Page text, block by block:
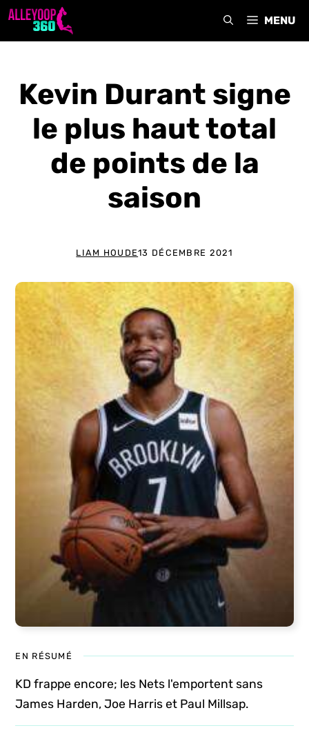
Aller
MENU
Kevin Durant signe
le plus haut total
de points de la
saison
LIAM HOUDE13 DÉCEMBRE 2021
EN RÉSUMÉ
KD frappe encore; les Nets l'emportent sans
James Harden, Joe Harris et Paul Millsap.